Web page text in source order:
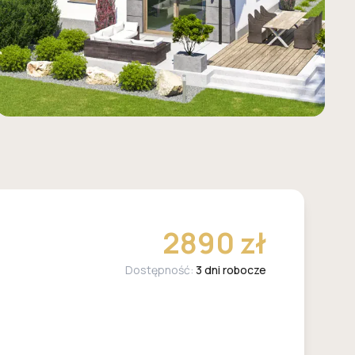
2890 zł
Dostępność: 3 dni robocze